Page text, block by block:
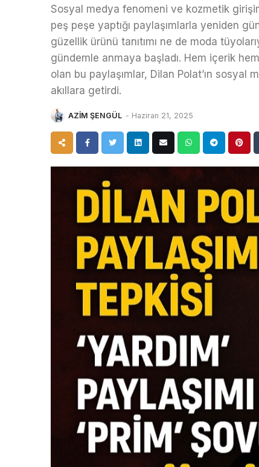
Sosyal medya fenomeni ve kozmetik
peş peşe yaptığı paylaşımlarla yeniden
güzellik ürünü tanıtımı ne de moda
gündemle anmaya başladı. Hem içerik
olan bu paylaşımlar, Dilan Polat’ın sosyal
akıllara getirdi.
AZİM ŞENGÜL - Haziran 21, 2025